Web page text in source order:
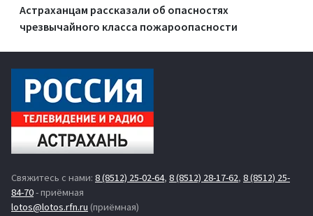
Астраханцам рассказали об опасностях
чрезвычайного класса пожароопасности
Свяжитесь с нами: 8 (8512) 25-02-64, 8 (8512) 28-17-62, 8 (8512) 25-
84-70- приёмная
lotos@lotos.rfn.ru (приёмная)